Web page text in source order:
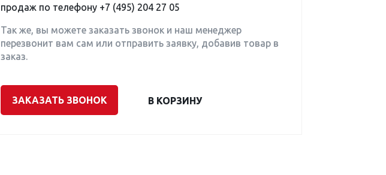
продаж по телефону +7 (495) 204 27 05
Так же, вы можете заказать звонок и наш менеджер
перезвонит вам сам или отправить заявку, добавив товар в
заказ.
ЗАКАЗАТЬ ЗВОНОК В КОРЗИНУ